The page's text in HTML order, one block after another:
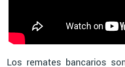
Los remates bancarios